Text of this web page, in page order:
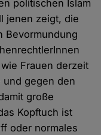
politischen Islam
jenen zeigt, die
Bevormundung
Frauen derzeit
und gegen den
große
Kopftuch ist
oder normales